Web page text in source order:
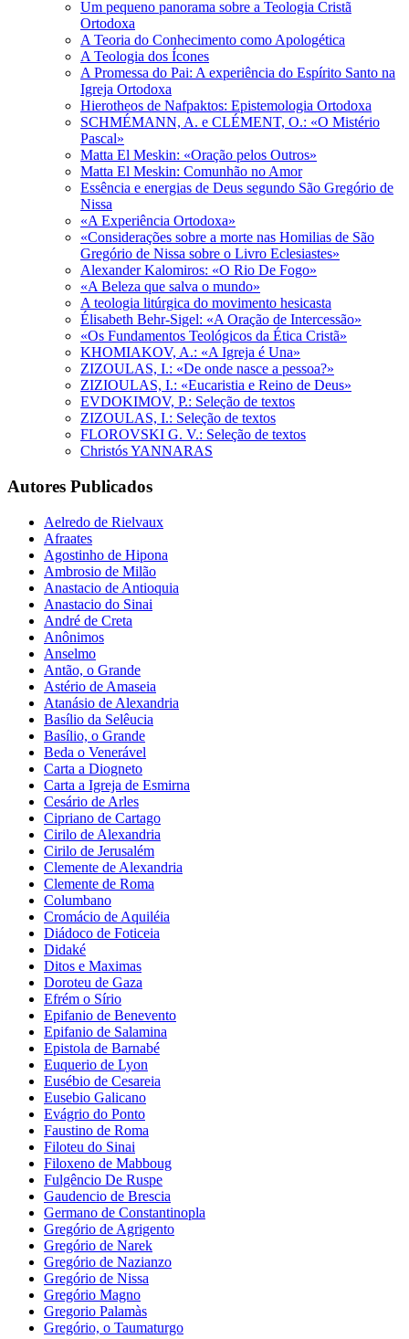
Um pequeno panorama sobre a Teologia Cristã
Ortodoxa
A Teoria do Conhecimento como Apologética
A Teologia dos Ícones
A Promessa do Pai: A experiência do Espírito Santo na
Igreja Ortodoxa
Hierotheos de Nafpaktos: Epistemologia Ortodoxa
SCHMÉMANN, A. e CLÉMENT, O.: «O Mistério
Pascal»
Matta El Meskin: «Oração pelos Outros»
Matta El Meskin: Comunhão no Amor
Essência e energias de Deus segundo São Gregório de
Nissa
«A Experiência Ortodoxa»
«Considerações sobre a morte nas Homilias de São
Gregório de Nissa sobre o Livro Eclesiastes»
Alexander Kalomiros: «O Rio De Fogo»
«A Beleza que salva o mundo»
A teologia litúrgica do movimento hesicasta
Élisabeth Behr-Sigel: «A Oração de Intercessão»
«Os Fundamentos Teológicos da Ética Cristã»
KHOMIAKOV, A.: «A Igreja é Una»
ZIZOULAS, I.: «De onde nasce a pessoa?»
ZIZIOULAS, I.: «Eucaristia e Reino de Deus»
EVDOKIMOV, P.: Seleção de textos
ZIZOULAS, I.: Seleção de textos
FLOROVSKI G. V.: Seleção de textos
Christós YANNARAS
Autores Publicados
Aelredo de Rielvaux
Afraates
Agostinho de Hipona
Ambrosio de Milão
Anastacio de Antioquia
Anastacio do Sinai
André de Creta
Anônimos
Anselmo
Antão, o Grande
Astério de Amaseia
Atanásio de Alexandria
Basílio da Selêucia
Basílio, o Grande
Beda o Venerável
Carta a Diogneto
Carta a Igreja de Esmirna
Cesário de Arles
Cipriano de Cartago
Cirilo de Alexandria
Cirilo de Jerusalém
Clemente de Alexandria
Clemente de Roma
Columbano
Cromácio de Aquiléia
Diádoco de Foticeia
Didaké
Ditos e Maximas
Doroteu de Gaza
Efrém o Sírio
Epifanio de Benevento
Epifanio de Salamina
Epistola de Barnabé
Euquerio de Lyon
Eusébio de Cesareia
Eusebio Galicano
Evágrio do Ponto
Faustino de Roma
Filoteu do Sinai
Filoxeno de Mabboug
Fulgêncio De Ruspe
Gaudencio de Brescia
Germano de Constantinopla
Gregório de Agrigento
Gregório de Narek
Gregório de Nazianzo
Gregório de Nissa
Gregório Magno
Gregorio Palamàs
Gregório, o Taumaturgo